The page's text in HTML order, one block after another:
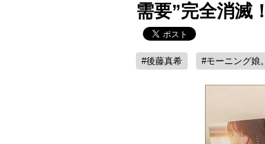
需要”完全消滅！
#後藤真希 #モーニング娘。